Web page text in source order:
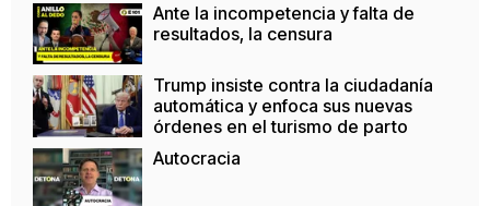
Ante la incompetencia y falta de
resultados, la censura
Trump insiste contra la ciudadanía
automática y enfoca sus nuevas
órdenes en el turismo de parto
Autocracia